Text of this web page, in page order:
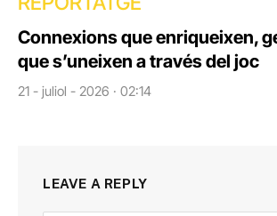
Connexions que enriqueixen,
que s’uneixen a través del joc
21 - juliol - 2026 · 02:14
LEAVE A REPLY